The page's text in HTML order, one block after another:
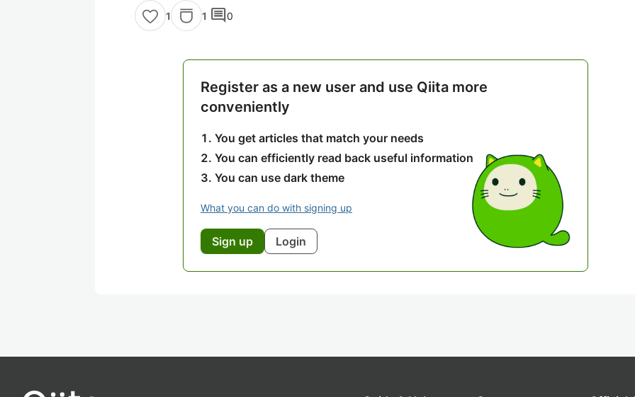
1 1 comment0
Register as a new user and use Qiita more
conveniently
You get articles that match your needs
You can efficiently read back useful information
You can use dark theme
What you can do with signing up
Sign up Login